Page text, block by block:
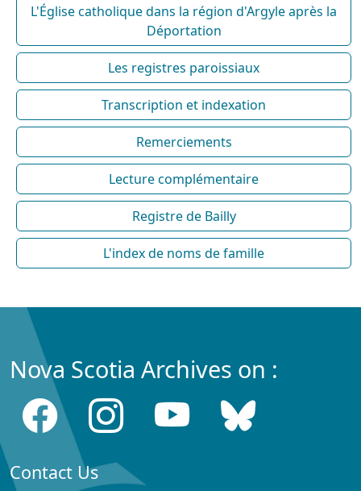
L'Église catholique dans la région d'Argyle après la
Déportation
Les registres paroissiaux
Transcription et indexation
Remerciements
Lecture complémentaire
Registre de Bailly
L'index de noms de famille
Nova Scotia Archives on :
Contact Us